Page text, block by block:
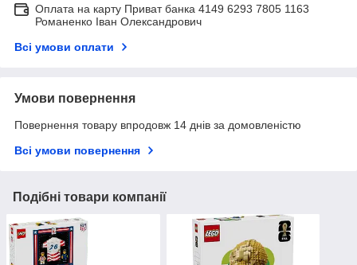
Оплата на карту Приват банка 4149 6293 7805 1163
Романенко Іван Олександрович
Всі умови оплати
Умови повернення
Повернення товару впродовж 14 днів за домовленістю
Всі умови повернення
Подібні товари компанії